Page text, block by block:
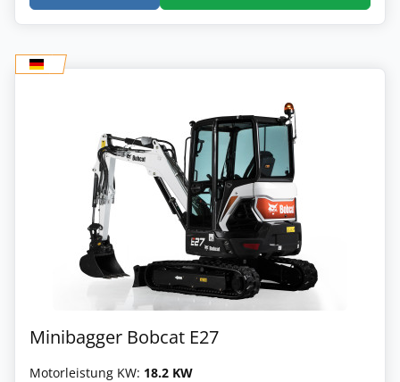
Minibagger Bobcat E27
Motorleistung KW: 18.2 KW